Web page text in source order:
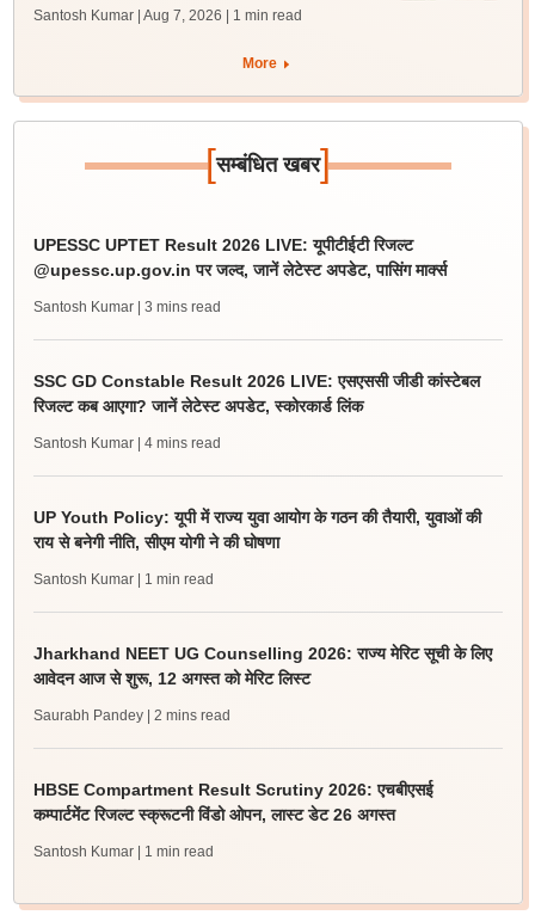
Santosh Kumar | Aug 7, 2026 | 1 min read
More
[सम्बंधित खबर]
UPESSC UPTET Result 2026 LIVE: यूपीटीईटी रिजल्ट
@upessc.up.gov.in पर जल्द, जानें लेटेस्ट अपडेट, पासिंग मार्क्स
Santosh Kumar | 3 mins read
SSC GD Constable Result 2026 LIVE: एसएससी जीडी कांस्टेबल
रिजल्ट कब आएगा? जानें लेटेस्ट अपडेट, स्कोरकार्ड लिंक
Santosh Kumar | 4 mins read
UP Youth Policy: यूपी में राज्य युवा आयोग के गठन की तैयारी, युवाओं की
राय से बनेगी नीति, सीएम योगी ने की घोषणा
Santosh Kumar | 1 min read
Jharkhand NEET UG Counselling 2026: राज्य मेरिट सूची के लिए
आवेदन आज से शुरू, 12 अगस्त को मेरिट लिस्ट
Saurabh Pandey | 2 mins read
HBSE Compartment Result Scrutiny 2026: एचबीएसई
कम्पार्टमेंट रिजल्ट स्क्रूटनी विंडो ओपन, लास्ट डेट 26 अगस्त
Santosh Kumar | 1 min read